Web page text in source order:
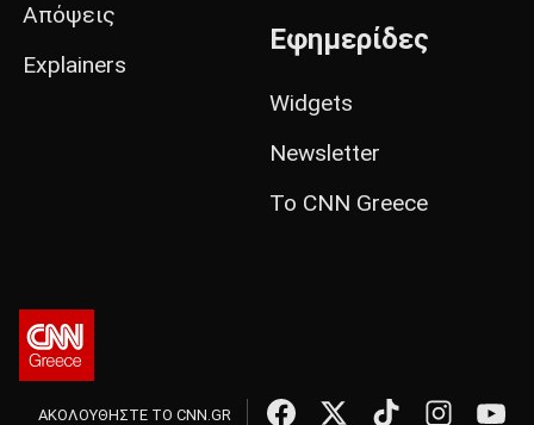
Απόψεις
Explainers
Εφημερίδες
Widgets
Newsletter
Το CNN Greece
ΑΚΟΛΟΥΘΗΣΤΕ ΤΟ CNN.GR